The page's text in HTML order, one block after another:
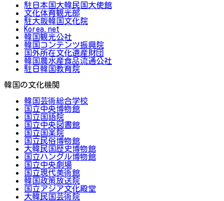
駐日本国大韓民国大使館
文化体育観光部
駐大阪韓国文化院
Korea.net
韓国観光公社
韓国コンテンツ振興院
国外所在文化遺産財団
韓国農水産食品流通公社
駐日韓国教育院
韓国の文化機関
韓国芸術総合学校
国立中央博物館
国立国語院
国立中央図書館
国立国楽院
国立民俗博物館
大韓民国歴史博物館
国立ハングル博物館
国立中央劇場
国立現代美術館
韓国政策放送院
国立アジア文化殿堂
大韓民国芸術院